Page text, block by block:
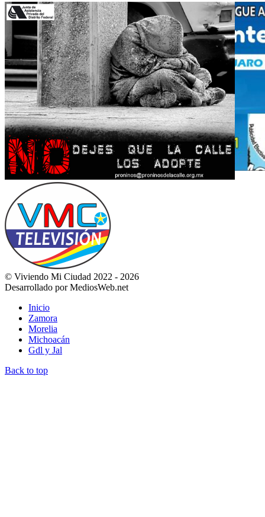
© Viviendo Mi Ciudad 2022 - 2026
Desarrollado por MediosWeb.net
Inicio
Zamora
Morelia
Michoacán
Gdl y Jal
Back to top